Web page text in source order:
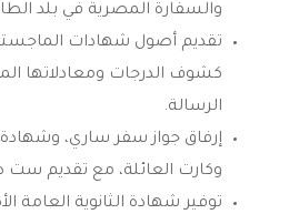
والسفارة المصرية في بلد
تقديم أصول شهادات
كشوف الدرجات ومعادلاتها
الرسالة.
إرفاق جواز سفر ساري، وشهادة
وكارت العائلة، مع تقديم
توفير شهادة الثانوية العامة